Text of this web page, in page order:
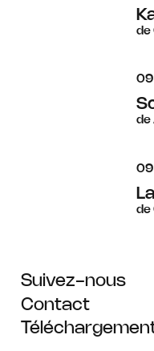
de
du
09
de
du
09
de
Suivez-nous
Contact